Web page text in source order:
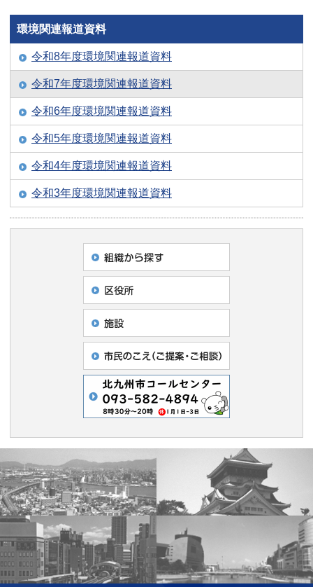
環境関連報道資料
令和8年度環境関連報道資料
令和7年度環境関連報道資料
令和6年度環境関連報道資料
令和5年度環境関連報道資料
令和4年度環境関連報道資料
令和3年度環境関連報道資料